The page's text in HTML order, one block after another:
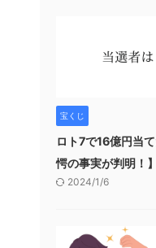
宝くじ
ロト7で16億円当
愕の事実が判明！】
2024/1/6